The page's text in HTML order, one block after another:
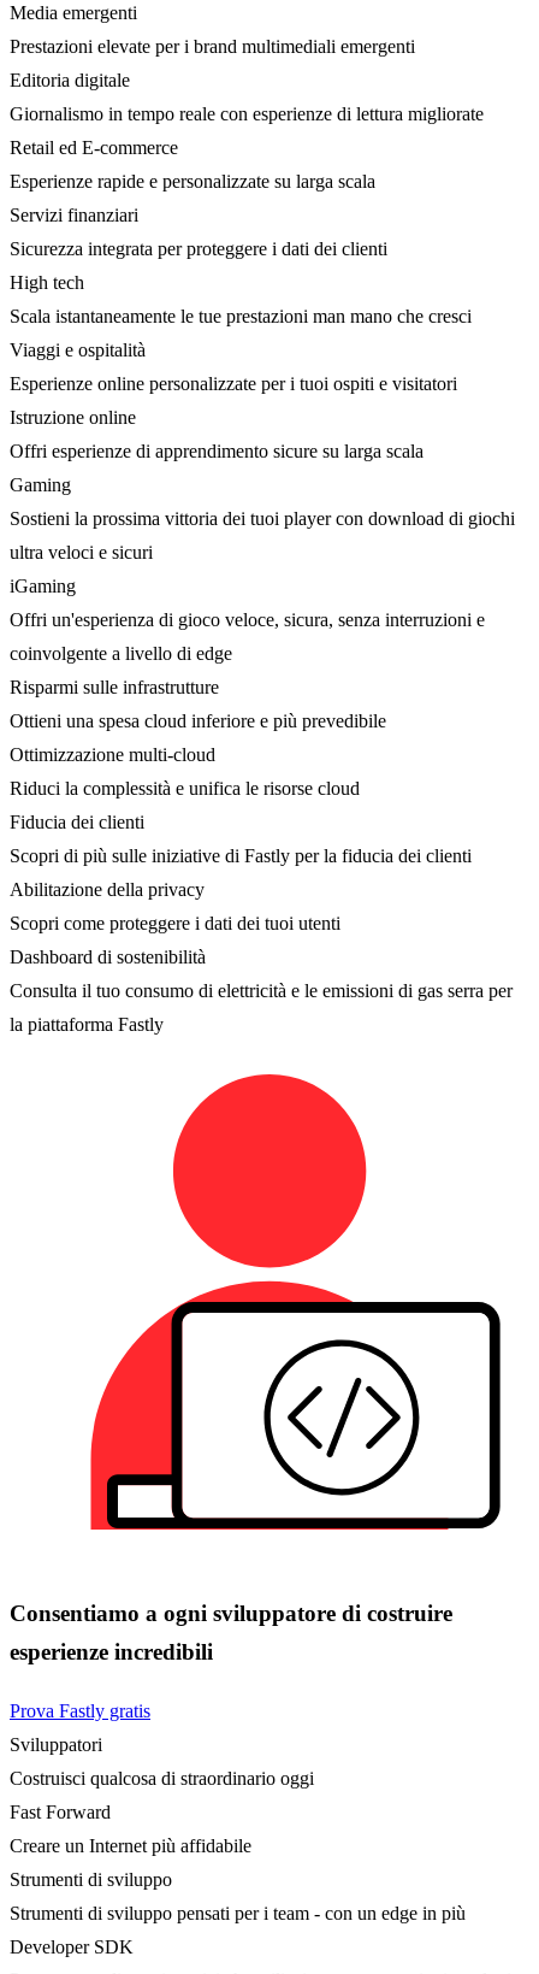
Media emergenti
Prestazioni elevate per i brand multimediali emergenti
Editoria digitale
Giornalismo in tempo reale con esperienze di lettura migliorate
Retail ed E-commerce
Esperienze rapide e personalizzate su larga scala
Servizi finanziari
Sicurezza integrata per proteggere i dati dei clienti
High tech
Scala istantaneamente le tue prestazioni man mano che cresci
Viaggi e ospitalità
Esperienze online personalizzate per i tuoi ospiti e visitatori
Istruzione online
Offri esperienze di apprendimento sicure su larga scala
Gaming
Sostieni la prossima vittoria dei tuoi player con download di giochi
ultra veloci e sicuri
iGaming
Offri un'esperienza di gioco veloce, sicura, senza interruzioni e
coinvolgente a livello di edge
Risparmi sulle infrastrutture
Ottieni una spesa cloud inferiore e più prevedibile
Ottimizzazione multi-cloud
Riduci la complessità e unifica le risorse cloud
Fiducia dei clienti
Scopri di più sulle iniziative di Fastly per la fiducia dei clienti
Abilitazione della privacy
Scopri come proteggere i dati dei tuoi utenti
Dashboard di sostenibilità
Consulta il tuo consumo di elettricità e le emissioni di gas serra per
la piattaforma Fastly
Consentiamo a ogni sviluppatore di costruire
esperienze incredibili
Prova Fastly gratis
Sviluppatori
Costruisci qualcosa di straordinario oggi
Fast Forward
Creare un Internet più affidabile
Strumenti di sviluppo
Strumenti di sviluppo pensati per i team - con un edge in più
Developer SDK